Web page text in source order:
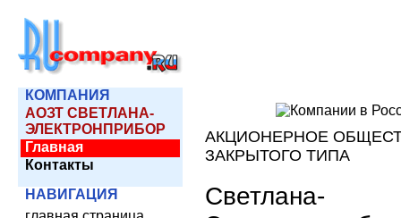
КОМПАНИЯ
АОЗТ СВЕТЛАНА-
ЭЛЕКТРОНПРИБОР
Главная
Контакты
НАВИГАЦИЯ
АКЦИОНЕРНОЕ
ЗАКРЫТОГО ТИПА
Светлана-